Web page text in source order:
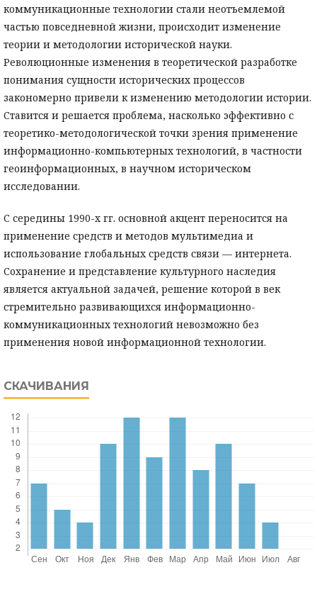
коммуникационные технологии стали неотъемлемой
частью повседневной жизни, происходит изменение
теории и методологии исторической науки.
Революционные изменения в теоретической разработке
понимания сущности исторических процессов
закономерно привели к изменению методологии истории.
Ставится и решается проблема, насколько эффективно с
теоретико-методологической точки зрения применение
информационно-компьютерных технологий, в частности
геоинформационных, в научном историческом
исследовании.
С середины 1990-х гг. основной акцент переносится на
применение средств и методов мультимедиа и
использование глобальных средств связи — интернета.
Сохранение и представление культурного наследия
является актуальной задачей, решение которой в век
стремительно развивающихся информационно-
коммуникационных технологий невозможно без
применения новой информационной технологии.
СКАЧИВАНИЯ